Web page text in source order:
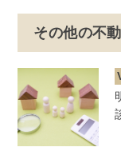
その他の不